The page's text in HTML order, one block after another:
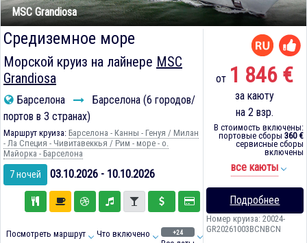
MSC Grandiosa
Средиземное море
Морской круиз на лайнере MSC
Grandiosa
Барселона
Барселона (6 городов/
портов в 3 странах)
Маршрут круиза: Барселона - Канны - Генуя / Милан
- Ла Специя - Чивитавеккья / Рим - море - о.
Майорка - Барселона
7 ночей 03.10.2026 - 10.10.2026
Посмотреть маршрут Что включено +24
от 1 846 €
за каюту
на 2 взр.
В стоимость включены:
портовые сборы 360 €
сервисные сборы
включены
все каюты
Подробнее
Номер круиза: 20024-
GR20261003BCNBCN